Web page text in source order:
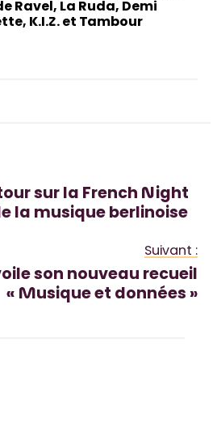
Ravel, La Ruda, Demi
K.I.Z. et Tambour
sur la French Night
la musique berlinoise
Suivant :
son nouveau recueil
« Musique et données »